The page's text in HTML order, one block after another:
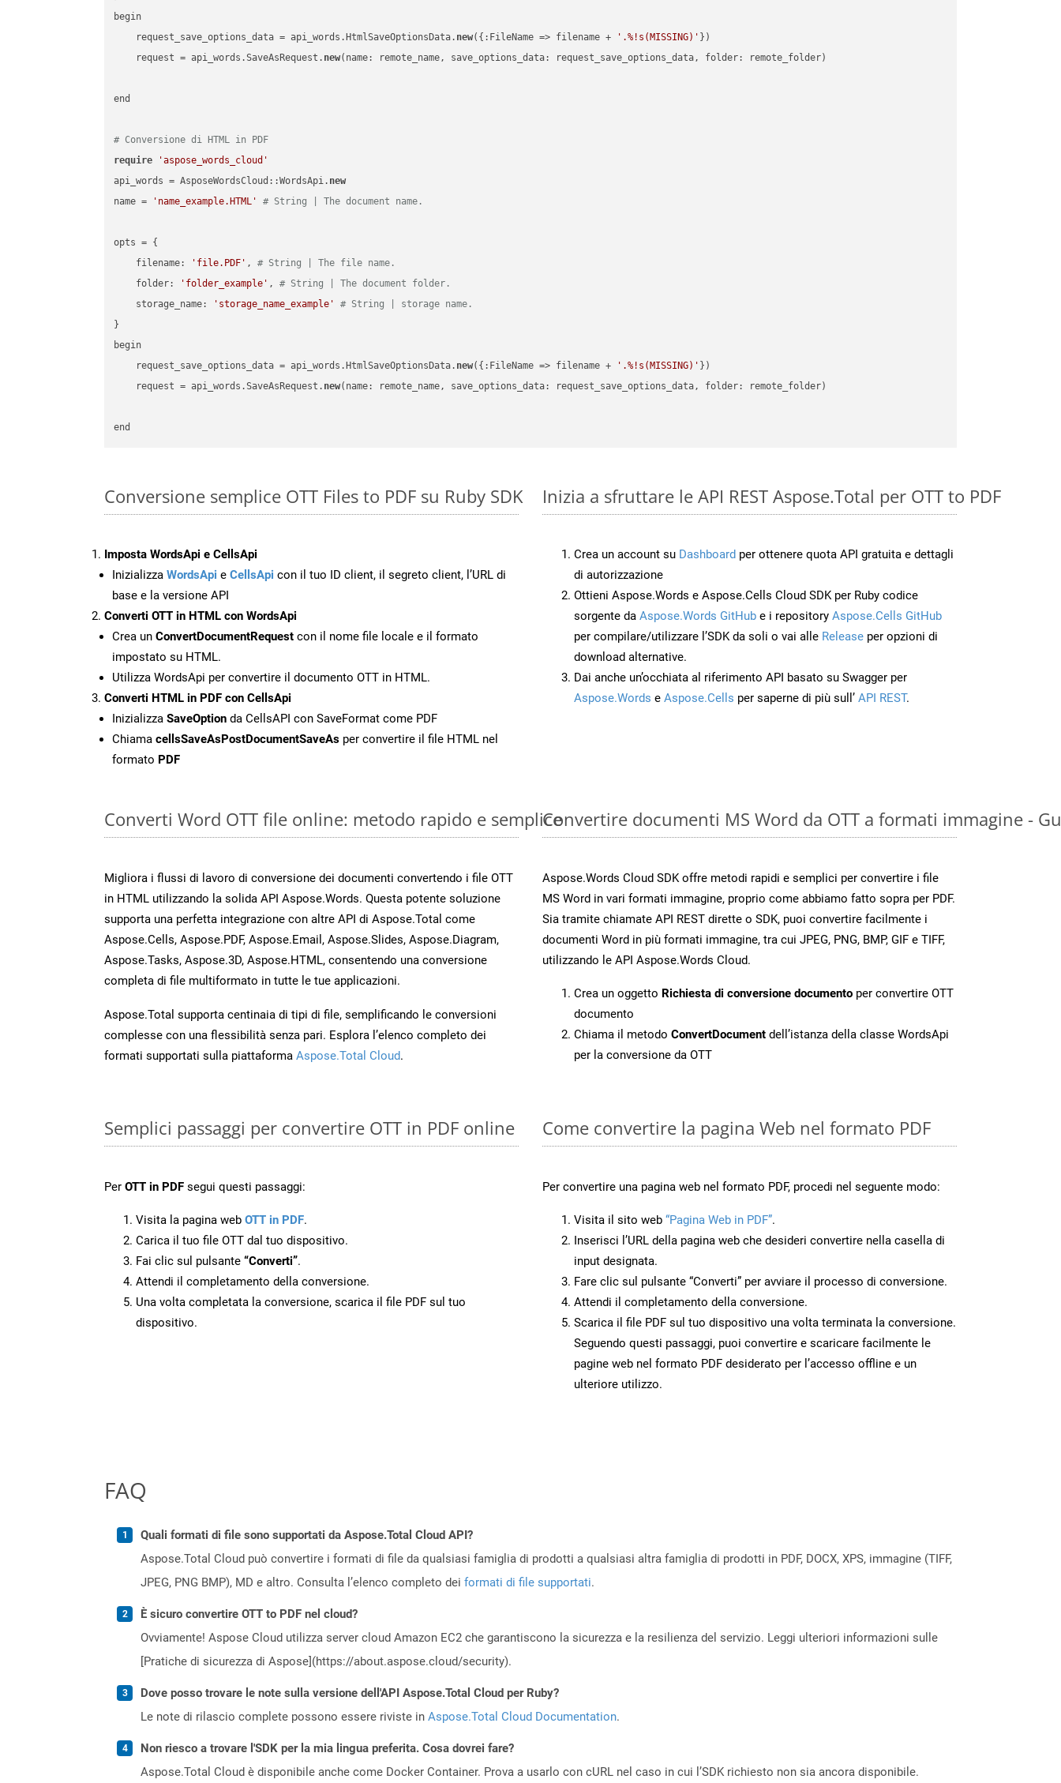
begin
    request_save_options_data = api_words.HtmlSaveOptionsData.
new({:FileName => filename + '.%!s(MISSING)' })
    request = api_words.SaveAsRequest.
new(name: remote_name, save_options_data: request_save_options_data, folder: remote_folder)
end
# Conversione di HTML in PDF
require
'aspose_words_cloud'
api_words = AsposeWordsCloud::WordsApi. new
name =
'name_example.HTML' # String | The document name.
opts = {
    filename:
'file.PDF' , # String | The file name.
    folder:
'folder_example' , # String | The document folder.
    storage_name:
'storage_name_example'
# String | storage name.
}
begin
    request_save_options_data = api_words.HtmlSaveOptionsData.
new({:FileName => filename + '.%!s(MISSING)' })
    request = api_words.SaveAsRequest.
new(name: remote_name, save_options_data: request_save_options_data, folder: remote_folder)
Conversione semplice OTT Files to PDF su Ruby SDK
Imposta WordsApi e CellsApi
Inizializza WordsApi e CellsApi con il tuo ID client, il segreto client, l’URL di
base e la versione API
Converti OTT in HTML con WordsApi
Crea un ConvertDocumentRequest con il nome file locale e il formato
impostato su HTML.
Utilizza WordsApi per convertire il documento OTT in HTML.
Converti HTML in PDF con CellsApi
Inizializza SaveOption da CellsAPI con SaveFormat come PDF
Chiama cellsSaveAsPostDocumentSaveAs per convertire il file HTML nel
formato PDF
Inizia a sfruttare le API REST Aspose.Total per OTT to PDF
Crea un account su Dashboard per ottenere quota API gratuita e dettagli
di autorizzazione
Ottieni Aspose.Words e Aspose.Cells Cloud SDK per Ruby codice
sorgente da Aspose.Words GitHub e i repository Aspose.Cells GitHub
per compilare/utilizzare l’SDK da soli o vai alle Release per opzioni di
download alternative.
Dai anche un’occhiata al riferimento API basato su Swagger per
Aspose.Words e Aspose.Cells per saperne di più sull’ API REST.
Converti Word OTT file online: metodo rapido e semplice
Migliora i flussi di lavoro di conversione dei documenti convertendo i file OTT
in HTML utilizzando la solida API Aspose.Words. Questa potente soluzione
supporta una perfetta integrazione con altre API di Aspose.Total come
Aspose.Cells, Aspose.PDF, Aspose.Email, Aspose.Slides, Aspose.Diagram,
Aspose.Tasks, Aspose.3D, Aspose.HTML, consentendo una conversione
completa di file multiformato in tutte le tue applicazioni.
Aspose.Total supporta centinaia di tipi di file, semplificando le conversioni
complesse con una flessibilità senza pari. Esplora l’elenco completo dei
formati supportati sulla piattaforma Aspose.Total Cloud.
Convertire documenti MS Word da OTT a formati immagine -
Aspose.Words Cloud SDK offre metodi rapidi e semplici per convertire i file
MS Word in vari formati immagine, proprio come abbiamo fatto sopra per PDF.
Sia tramite chiamate API REST dirette o SDK, puoi convertire facilmente i
documenti Word in più formati immagine, tra cui JPEG, PNG, BMP, GIF e TIFF,
utilizzando le API Aspose.Words Cloud.
Crea un oggetto Richiesta di conversione documento per convertire OTT
documento
Chiama il metodo ConvertDocument dell’istanza della classe WordsApi
per la conversione da OTT
Semplici passaggi per convertire OTT in PDF online
Per OTT in PDF segui questi passaggi:
Visita la pagina web OTT in PDF.
Carica il tuo file OTT dal tuo dispositivo.
Fai clic sul pulsante “Converti”.
Attendi il completamento della conversione.
Una volta completata la conversione, scarica il file PDF sul tuo
dispositivo.
Come convertire la pagina Web nel formato PDF
Per convertire una pagina web nel formato PDF, procedi nel seguente modo:
Visita il sito web “Pagina Web in PDF”.
Inserisci l’URL della pagina web che desideri convertire nella casella di
input designata.
Fare clic sul pulsante “Converti” per avviare il processo di conversione.
Attendi il completamento della conversione.
Scarica il file PDF sul tuo dispositivo una volta terminata la conversione.
Seguendo questi passaggi, puoi convertire e scaricare facilmente le
pagine web nel formato PDF desiderato per l’accesso offline e un
ulteriore utilizzo.
FAQ
Quali formati di file sono supportati da Aspose.Total Cloud API?
Aspose.Total Cloud può convertire i formati di file da qualsiasi famiglia di prodotti a qualsiasi altra famiglia di prodotti in PDF, DOCX, XPS, immagine (TIFF,
JPEG, PNG BMP), MD e altro. Consulta l’elenco completo dei formati di file supportati.
È sicuro convertire OTT to PDF nel cloud?
Ovviamente! Aspose Cloud utilizza server cloud Amazon EC2 che garantiscono la sicurezza e la resilienza del servizio. Leggi ulteriori informazioni sulle
[Pratiche di sicurezza di Aspose](https://about.aspose.cloud/security).
Dove posso trovare le note sulla versione dell'API Aspose.Total Cloud per Ruby?
Le note di rilascio complete possono essere riviste in Aspose.Total Cloud Documentation.
Non riesco a trovare l'SDK per la mia lingua preferita. Cosa dovrei fare?
Aspose.Total Cloud è disponibile anche come Docker Container. Prova a usarlo con cURL nel caso in cui l’SDK richiesto non sia ancora disponibile.